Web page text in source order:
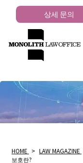
상세 문의
HOME > LAW MAGAZINE
보호란?